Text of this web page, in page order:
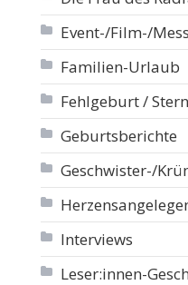
Event-/Film-/
Familien-Urlaub
Fehlgeburt /
Geburtsberichte
Geschwister-/
Interviews
Leser:innen-